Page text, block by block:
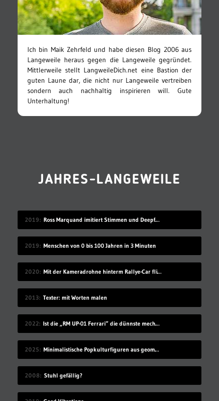
Ich bin Maik Zehrfeld und habe diesen Blog 2006 aus
Langeweile heraus gegen die Langeweile gegründet.
Mittlerweile stellt LangweileDich.net eine Bastion der
guten Laune dar, die nicht nur Langeweile vertreiben
sondern auch nachhaltig inspirieren will. Gute
Unterhaltung!
JAHRES-LANGEWEILE
2019 Ross Marquand imitiert Stimmen und Deepfake die passenden Gesichter
2019 Menschen von 0 bis 100 Jahren in 3 Minuten
2020 Mit der Kameradrohne hinterm Rallye-Car fliegen
2013 Texter: mit Worten malen
2022 Ist die „RM UP-01 Ferrari“ die dünnste mechanische Uhr der Welt?
2025 Minimalistische Popkulturfiguren aus geometrischen Formen
2008 Stuhl gefällig?